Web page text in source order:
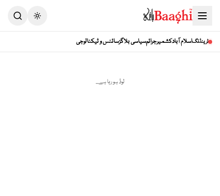
Toggle theme
ٹرینڈنگاسلام آبادکشمیرجرائمسیاسی بلاگزسائنس و ٹیکنالوجی
لوڈ ہو رہا ہے...